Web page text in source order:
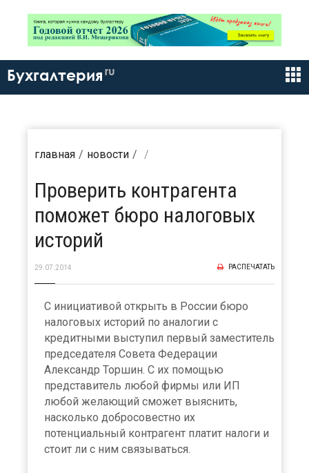
Бухгалтерия ru
главная новости
Проверить контрагента
поможет бюро налоговых
историй
29.07.2014 РАСПЕЧАТАТЬ
С инициативой открыть в России бюро
налоговых историй по аналогии с
кредитными выступил первый заместитель
председателя Совета Федерации
Александр Торшин. С их помощью
представитель любой фирмы или ИП
любой желающий сможет выяснить,
насколько добросовестно их
потенциальный контрагент платит налоги и
стоит ли с ним связываться.